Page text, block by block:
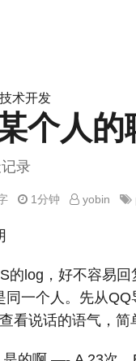
术开发
个人的
录
1分钟 yobin
的log，好不容易
一个人。先从
看说话的语气，简